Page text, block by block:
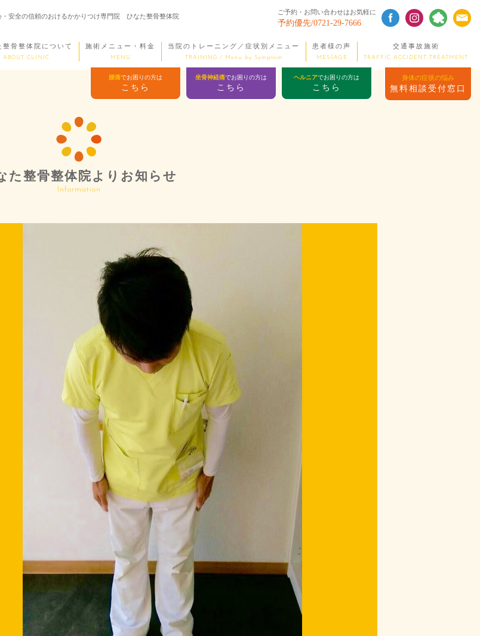
・安全の信頼のおけるかかりつけ専門院 ひなた整骨整体院
身体の症状の悩み
無料相談受付窓口
ヘルニアでお困りの方は
こちら
坐骨神経痛でお困りの方は
こちら
腰痛でお困りの方は
こちら
ご予約・お問い合わせはお気軽に
予約優先/0721-29-7666
整骨整体院について
ABOUT CLINIC
施術メニュー・料金
MENU
当院のトレーニング／症状別メニュー
TRAINING / Menu by Symptom
患者様の声
MESSAGE
交通事故施術
TRAFFIC ACCIDENT TREATMENT
た整骨整体院よりお知らせ
Information